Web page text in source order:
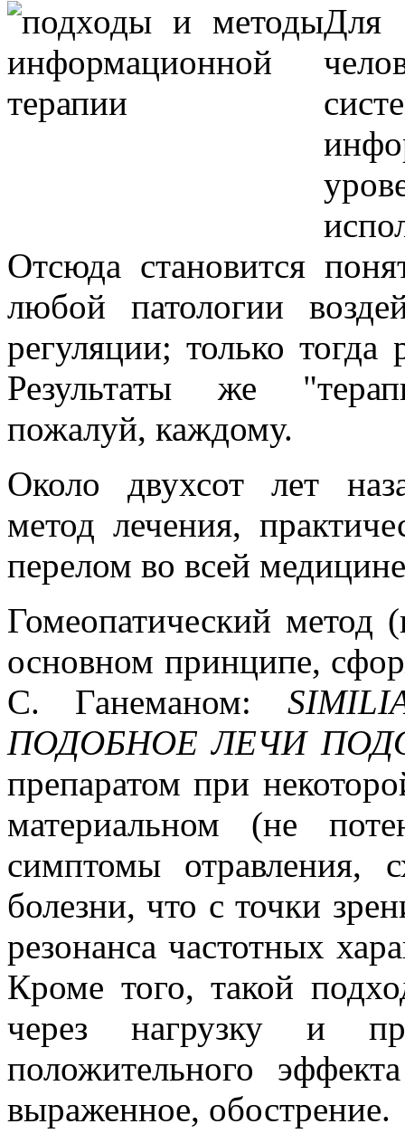
Для
Отсюда становится
любой патологии
регуляции; только
Результаты же
пожалуй, каждому.
Около двухсот лет
метод лечения,
перелом во всей
Гомеопатический метод
основном принципе,
С. Ганеманом:
ПОДОБНОЕ ЛЕЧИ
препаратом при
материальном (не
симптомы отравления,
болезни, что с точки
резонанса частотных
Кроме того, такой
через нагрузку и
положительного
выраженное, обострение.